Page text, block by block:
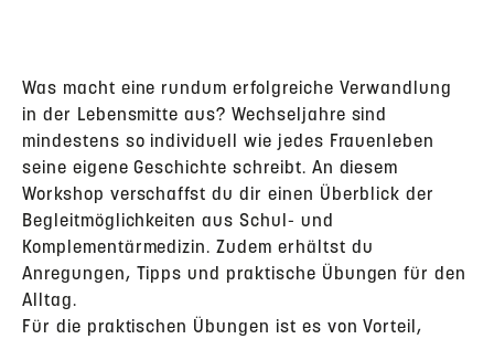
Was macht eine rundum erfolgreiche Verwandlung
in der Lebensmitte aus? Wechseljahre sind
mindestens so individuell wie jedes Frauenleben
seine eigene Geschichte schreibt. An diesem
Workshop verschaffst du dir einen Überblick der
Begleitmöglichkeiten aus Schul- und
Komplementärmedizin. Zudem erhältst du
Anregungen, Tipps und praktische Übungen für den
Alltag.
Für die praktischen Übungen ist es von Vorteil,